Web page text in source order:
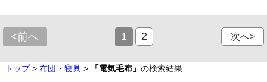
<前へ 1 2 次へ>
トップ> 布団・寝具 > 「電気毛布」 の検索結果